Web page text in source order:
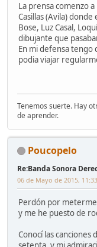
La prensa comenzo
Casillas (Avila)
Bose, Luz Casal,
dibujante que
En mi defensa tengo
podia viajar
Tenemos suerte. Hay
de aprender.
Poucopelo
Re:Banda Sonora
06 de Mayo de 2015,
Perdón por
y me he puesto de
Conocí las canciones